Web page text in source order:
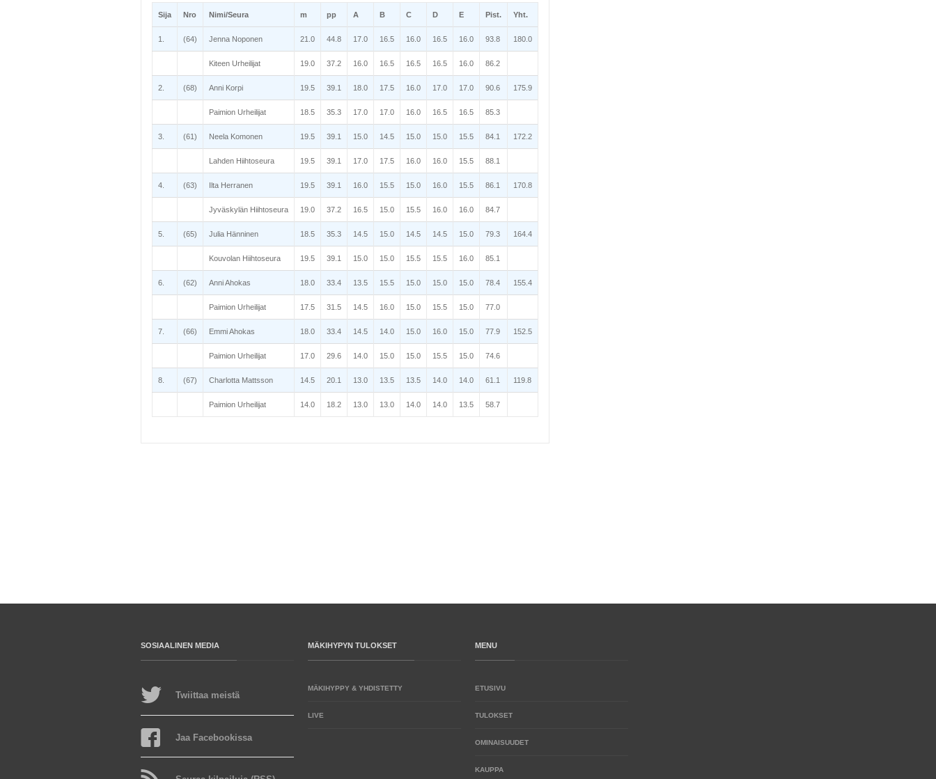
Sija Nro Nimi/Seura m pp A B C D E Pist. Yht.
1. (64) Jenna Noponen 21.0 44.8 17.0 16.5 16.0 16.5 16.0 93.8 180.0
Kiteen Urheilijat 19.0 37.2 16.0 16.5 16.5 16.5 16.0 86.2
2. (68) Anni Korpi 19.5 39.1 18.0 17.5 16.0 17.0 17.0 90.6 175.9
Paimion Urheilijat 18.5 35.3 17.0 17.0 16.0 16.5 16.5 85.3
3. (61) Neela Komonen 19.5 39.1 15.0 14.5 15.0 15.0 15.5 84.1 172.2
Lahden Hiihtoseura 19.5 39.1 17.0 17.5 16.0 16.0 15.5 88.1
4. (63) Ilta Herranen 19.5 39.1 16.0 15.5 15.0 16.0 15.5 86.1 170.8
Jyväskylän Hiihtoseura 19.0 37.2 16.5 15.0 15.5 16.0 16.0 84.7
5. (65) Julia Hänninen 18.5 35.3 14.5 15.0 14.5 14.5 15.0 79.3 164.4
Kouvolan Hiihtoseura 19.5 39.1 15.0 15.0 15.5 15.5 16.0 85.1
6. (62) Anni Ahokas 18.0 33.4 13.5 15.5 15.0 15.0 15.0 78.4 155.4
Paimion Urheilijat 17.5 31.5 14.5 16.0 15.0 15.5 15.0 77.0
7. (66) Emmi Ahokas 18.0 33.4 14.5 14.0 15.0 16.0 15.0 77.9 152.5
Paimion Urheilijat 17.0 29.6 14.0 15.0 15.0 15.5 15.0 74.6
8. (67) Charlotta Mattsson 14.5 20.1 13.0 13.5 13.5 14.0 14.0 61.1 119.8
Paimion Urheilijat 14.0 18.2 13.0 13.0 14.0 14.0 13.5 58.7
SOSIAALINEN MEDIA
Twiittaa meistä
Jaa Facebookissa
MÄKIHYPYN TULOKSET
MÄKIHYPPY & YHDISTETTY
LIVE
MENU
ETUSIVU
TULOKSET
OMINAISUUDET
KAUPPA